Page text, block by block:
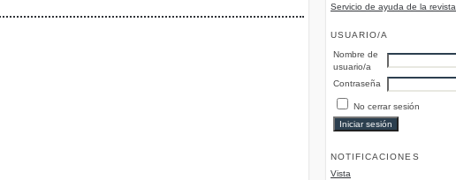
Servicio de ayuda de la revista
USUARIO/A
Nombre de
usuario/a
Contraseña
No cerrar sesión
NOTIFICACIONES
Vista